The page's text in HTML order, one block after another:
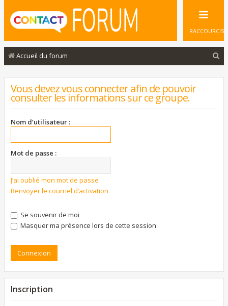
RACCOURCIS
Accueil du forum
Vous devez vous connecter afin de pouvoir
consulter les informations sur ce groupe.
Nom d’utilisateur :
Mot de passe :
J’ai oublié mon mot de passe
Renvoyer le courriel d’activation
Se souvenir de moi
Masquer ma présence lors de cette session
Inscription